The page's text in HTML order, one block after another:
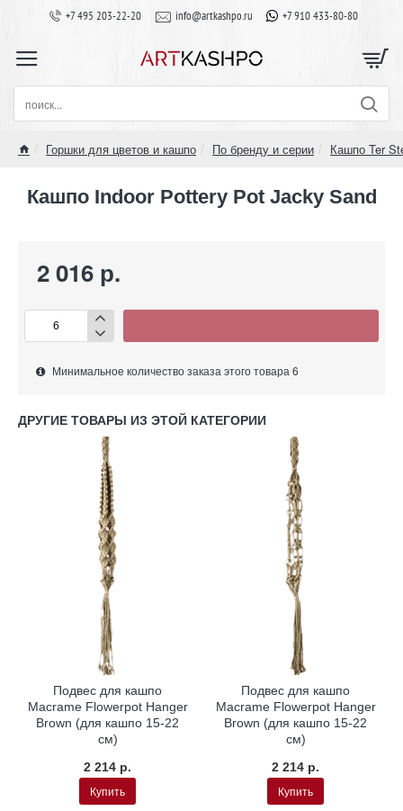
+7 495 203-22-20 info@artkashpo.ru +7 910 433-80-80
поиск...
Горшки для цветов и кашпо По бренду и серии Кашпо Ter
Кашпо Indoor Pottery Pot Jacky Sand
2 016 р.
Минимальное количество заказа этого товара 6
ДРУГИЕ ТОВАРЫ ИЗ ЭТОЙ КАТЕГОРИИ
Подвес для кашпо
Macrame Flowerpot Hanger
Brown (для кашпо 15-22
см)
2 214 р.
Купить
Подвес для кашпо
Macrame Flowerpot Hanger
Brown (для кашпо 15-22
см)
2 214 р.
Купить